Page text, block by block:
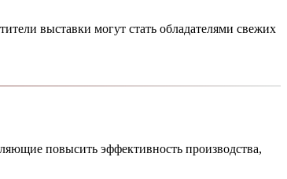
выставки могут стать обладателями свежих
повысить эффективность производства,